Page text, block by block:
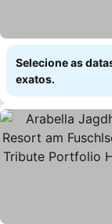
Selecione as
exatos.